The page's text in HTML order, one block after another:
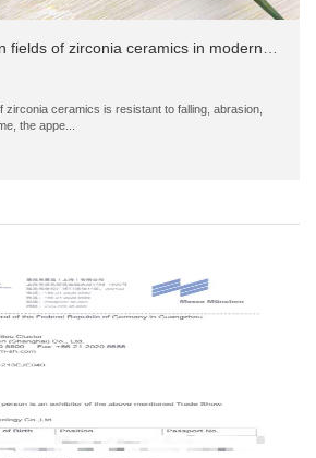
The eight application fields of zirconia ceramics in modern life
zirconia ceramics is resistant to falling, abrasion,
the appe...